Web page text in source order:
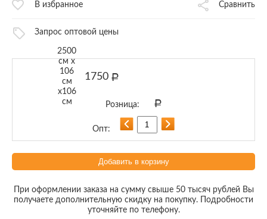
В избранное Сравнить
Запрос оптовой цены
2500
см x
106
см
x106
см
1750 Р
Р
Добавить в корзину
При оформлении заказа на сумму свыше 50 тысяч рублей Вы
получаете дополнительную скидку на покупку. Подробности
уточняйте по телефону.